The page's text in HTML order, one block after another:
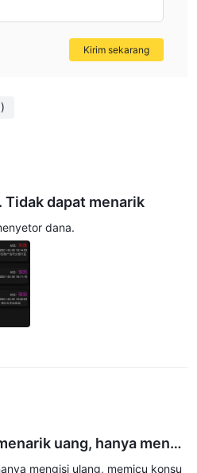
Tidak dapat menarik
dana.
uang, hanya mengi
perlu mengisi ulang
mengisi ulang, memicu konsu
Kirim sekarang